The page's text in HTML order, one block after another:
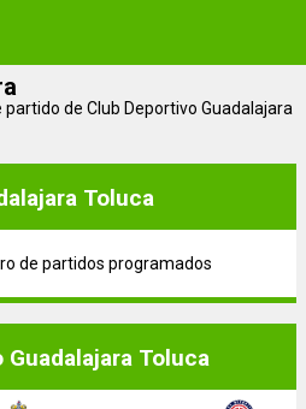
de Club Deportivo Guadalajara
Toluca
de partidos programados
Guadalajara Toluca